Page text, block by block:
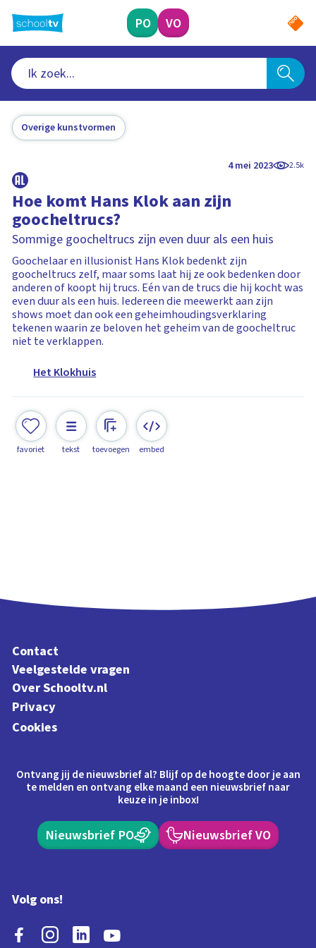
naar
hoofdinhoud
PO VO
Overige kunstvormen
4 mei 2023 2.5k
Hoe komt Hans Klok aan zijn
goocheltrucs?
Sommige goocheltrucs zijn even duur als een huis
Goochelaar en illusionist Hans Klok bedenkt zijn
goocheltrucs zelf, maar soms laat hij ze ook bedenken door
anderen of koopt hij trucs. Eén van de trucs die hij kocht was
even duur als een huis. Iedereen die meewerkt aan zijn
shows moet dan ook een geheimhoudingsverklaring
tekenen waarin ze beloven het geheim van de goocheltruc
niet te verklappen.
Het Klokhuis
favoriet tekst toevoegen embed
Contact
Veelgestelde vragen
Over Schooltv.nl
Privacy
Cookies
Ontvang jij de nieuwsbrief al? Blijf op de hoogte door je aan
te melden en ontvang elke maand een nieuwsbrief naar
keuze in je inbox!
Nieuwsbrief PO Nieuwsbrief VO
Volg ons!